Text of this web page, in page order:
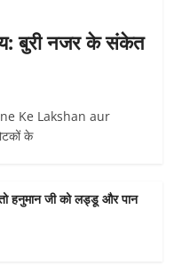
बुरी नजर के संकेत
Ke Lakshan aur
के
हनुमान जी को लड्डू और पान